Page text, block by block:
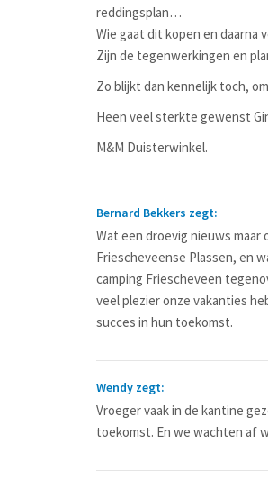
reddingsplan…
Wie gaat dit kopen en daarna
Zijn de tegenwerkingen en
Zo blijkt dan kennelijk toch,
Heen veel sterkte gewenst
M&M Duisterwinkel.
Bernard Bekkers zegt:
Wat een droevig nieuws
Friescheveense Plassen, en
camping Friescheveen
veel plezier onze vakanties
succes in hun toekomst.
Wendy zegt:
Vroeger vaak in de kantine
toekomst. En we wachten af